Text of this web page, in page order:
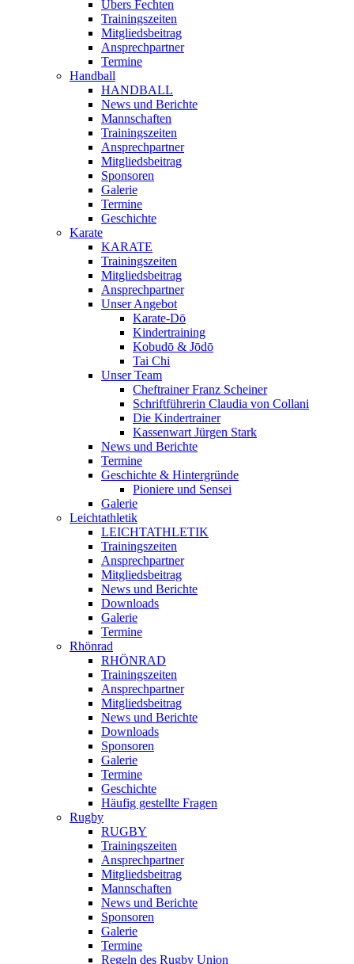
Übers Fechten
Trainingszeiten
Mitgliedsbeitrag
Ansprechpartner
Termine
Handball
HANDBALL
News und Berichte
Mannschaften
Trainingszeiten
Ansprechpartner
Mitgliedsbeitrag
Sponsoren
Galerie
Termine
Geschichte
Karate
KARATE
Trainingszeiten
Mitgliedsbeitrag
Ansprechpartner
Unser Angebot
Karate-Dō
Kindertraining
Kobudō & Jōdō
Tai Chi
Unser Team
Cheftrainer Franz Scheiner
Schriftführerin Claudia von Collani
Die Kindertrainer
Kassenwart Jürgen Stark
News und Berichte
Termine
Geschichte & Hintergründe
Pioniere und Sensei
Galerie
Leichtathletik
LEICHTATHLETIK
Trainingszeiten
Ansprechpartner
Mitgliedsbeitrag
News und Berichte
Downloads
Galerie
Termine
Rhönrad
RHÖNRAD
Trainingszeiten
Ansprechpartner
Mitgliedsbeitrag
News und Berichte
Downloads
Sponsoren
Galerie
Termine
Geschichte
Häufig gestellte Fragen
Rugby
RUGBY
Trainingszeiten
Ansprechpartner
Mitgliedsbeitrag
Mannschaften
News und Berichte
Sponsoren
Galerie
Termine
Regeln des Rugby Union